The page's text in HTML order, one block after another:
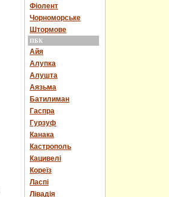
Фіолент
Чорноморське
Штормове
ПБК
Айя
Алупка
Алушта
Аязьма
Батилиман
Гаспра
Гурзуф
Канака
Кастрополь
Кацивелі
Кореїз
Ласпі
Лівадія